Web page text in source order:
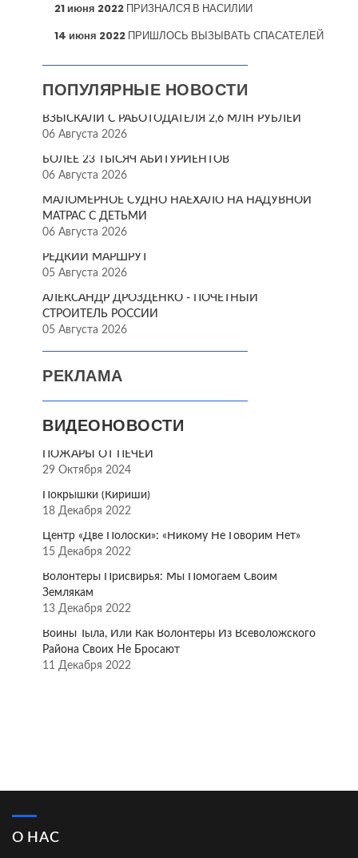
21 июня 2022 ПРИЗНАЛСЯ В НАСИЛИИ
14 июня 2022 ПРИШЛОСЬ ВЫЗЫВАТЬ СПАСАТЕЛЕЙ
ПОПУЛЯРНЫЕ НОВОСТИ
ВЗЫСКАЛИ С РАБОТОДАТЕЛЯ 2,6 МЛН РУБЛЕЙ
06 Августа 2026
БОЛЕЕ 23 ТЫСЯЧ АБИТУРИЕНТОВ
06 Августа 2026
МАЛОМЕРНОЕ СУДНО НАЕХАЛО НА НАДУВНОЙ
МАТРАС С ДЕТЬМИ
06 Августа 2026
РЕДКИЙ МАРШРУТ
05 Августа 2026
АЛЕКСАНДР ДРОЗДЕНКО - ПОЧЁТНЫЙ
СТРОИТЕЛЬ РОССИИ
05 Августа 2026
РЕКЛАМА
ВИДЕОНОВОСТИ
ПОЖАРЫ ОТ ПЕЧЕЙ
29 Октября 2024
Покрышки (Кириши)
18 Декабря 2022
Центр «Две Полоски»: «Никому Не Говорим Нет»
15 Декабря 2022
Волонтёры Присвирья: Мы Помогаем Своим
Землякам
13 Декабря 2022
Воины Тыла, Или Как Волонтёры Из Всеволожского
Района Своих Не Бросают
11 Декабря 2022
О НАС